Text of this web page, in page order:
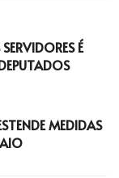
É
MEDIDAS